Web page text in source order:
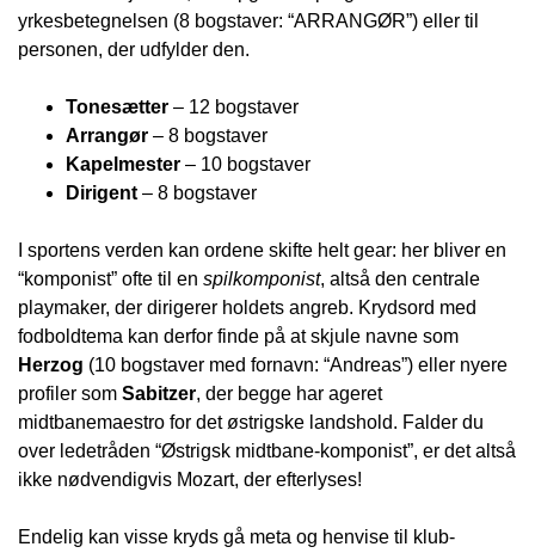
yrkesbetegnelsen (8 bogstaver: “ARRANGØR”) eller til
personen, der udfylder den.
Tonesætter – 12 bogstaver
Arrangør – 8 bogstaver
Kapelmester – 10 bogstaver
Dirigent – 8 bogstaver
I sportens verden kan ordene skifte helt gear: her bliver en
“komponist” ofte til en spilkomponist, altså den centrale
playmaker, der dirigerer holdets angreb. Krydsord med
fodboldtema kan derfor finde på at skjule navne som
Herzog (10 bogstaver med fornavn: “Andreas”) eller nyere
profiler som Sabitzer, der begge har ageret
midtbanemaestro for det østrigske landshold. Falder du
over ledetråden “Østrigsk midtbane-komponist”, er det altså
ikke nødvendigvis Mozart, der efterlyses!
Endelig kan visse kryds gå meta og henvise til klub-